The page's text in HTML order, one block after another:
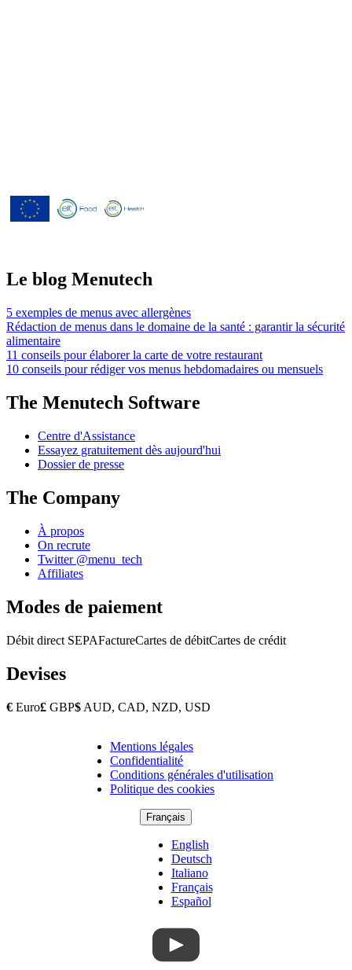
Le blog Menutech
5 exemples de menus avec allergènes
Rédaction de menus dans le domaine de la santé : garantir la sécurité
alimentaire
11 conseils pour élaborer la carte de votre restaurant
10 conseils pour rédiger vos menus hebdomadaires ou mensuels
The Menutech Software
Centre d'Assistance
Essayez gratuitement dès aujourd'hui
Dossier de presse
The Company
À propos
On recrute
Twitter @menu_tech
Affiliates
Modes de paiement
Débit direct SEPAFactureCartes de débitCartes de crédit
Devises
€ Euro£ GBP$ AUD, CAD, NZD, USD
Copyright
Footer
Mentions légales
Confidentialité
Conditions générales d'utilisation
Politique des cookies
Français
English
Deutsch
Italiano
Français
Español